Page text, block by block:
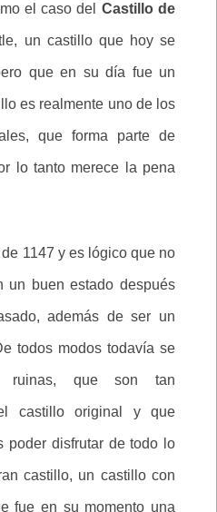
el caso del Castillo de
un castillo que hoy se
que en su día fue un
es realmente uno de los
que forma parte de
lo tanto merece la pena
1147 y es lógico que no
un buen estado después
además de ser un
todos modos todavía se
ruinas, que son tan
castillo original y que
poder disfrutar de todo lo
castillo, un castillo con
fue en su momento una